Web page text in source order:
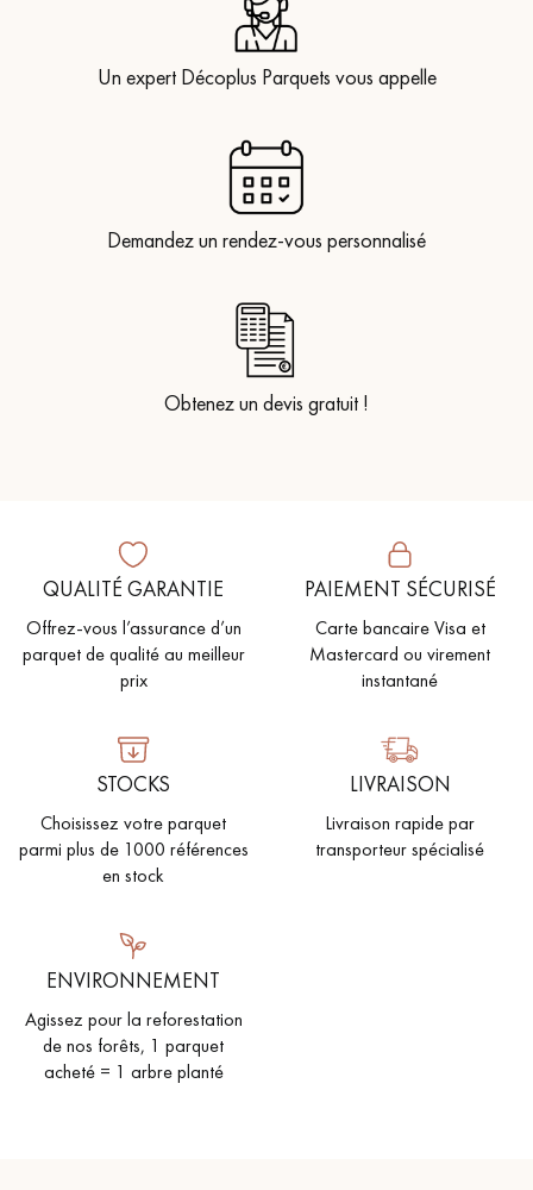
Un expert Décoplus Parquets vous appelle
Demandez un rendez-vous personnalisé
Obtenez un devis gratuit !
QUALITÉ GARANTIE
Offrez-vous l’assurance d’un
parquet de qualité au meilleur
prix
PAIEMENT SÉCURISÉ
Carte bancaire Visa et
Mastercard ou virement
instantané
STOCKS
Choisissez votre parquet
parmi plus de 1000 références
en stock
LIVRAISON
Livraison rapide par
transporteur spécialisé
ENVIRONNEMENT
Agissez pour la reforestation
de nos forêts, 1 parquet
acheté = 1 arbre planté